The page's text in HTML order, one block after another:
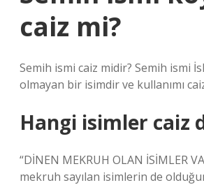
caiz mi?
Semih ismi caiz midir? Semih ismi
olmayan bir isimdir ve kullanımı
Hangi isimler caiz
“DİNEN MEKRUH OLAN İSİMLER
mekruh sayılan isimlerin de